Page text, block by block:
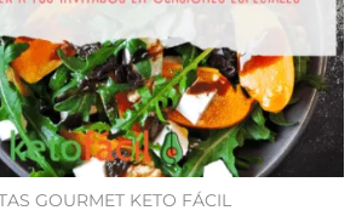
GOURMET KETO FÁCIL